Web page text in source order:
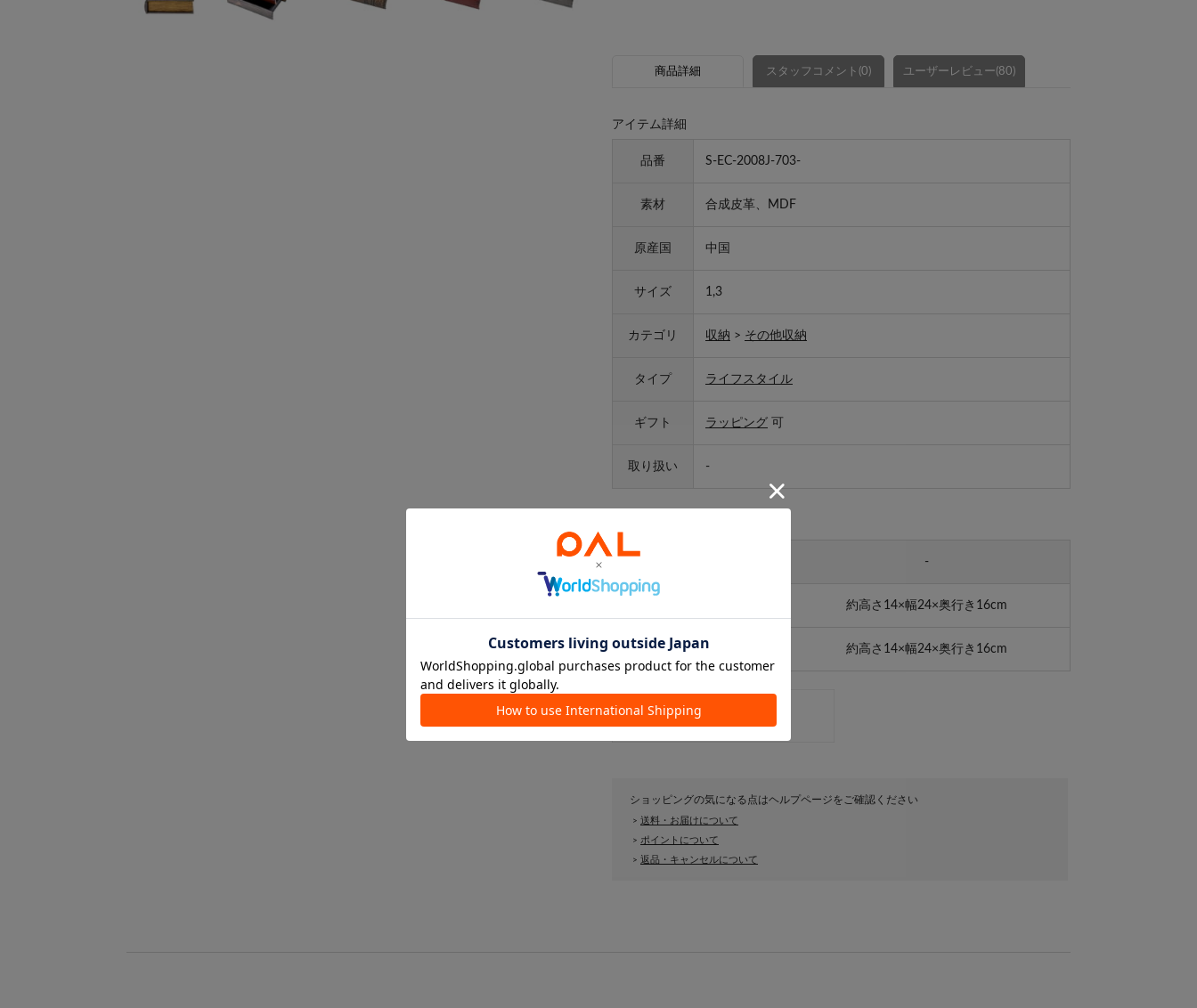
商品詳細 スタッフコメント(0) ユーザーレビュー(80)
アイテム詳細
品番 S-EC-2008J-703-
素材 合成皮革、MDF
原産国 中国
サイズ 1,3
カテゴリ 収納 > その他収納
タイプ ライフスタイル
ギフト ラッピング 可
取り扱い -
-
約高さ14×幅24×奥行き16cm
3 約高さ14×幅24×奥行き16cm
ショッピングの気になる点はヘルプページをご確認ください
> 送料・お届けについて
> ポイントについて
> 返品・キャンセルについて